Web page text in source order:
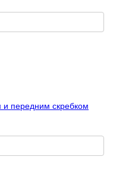
и передним скребком